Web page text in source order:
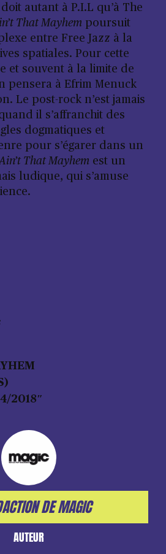
autant à P.I.L qu’à The
That Mayhempoursuit
entre Free Jazz à la
spatiales. Pour cette
et souvent à la limite de
pensera à Efrim Menuck
Le post-rock n’est jamais
il s’affranchit des
dogmatiques et
pour s’égarer dans un
That Mayhemest un
ludique, qui s’amuse
2018″
DE MAGIC
AUTEUR